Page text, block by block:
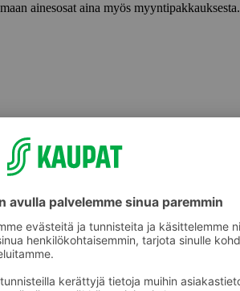
ainesosat aina myös myyntipakkauksesta.